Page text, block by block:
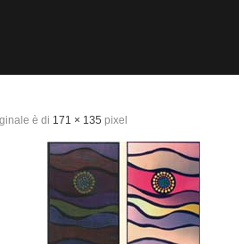
è di 171 × 135 pixel